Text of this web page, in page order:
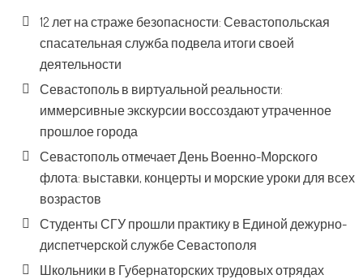
12 лет на страже безопасности: Севастопольская
спасательная служба подвела итоги своей
деятельности
Севастополь в виртуальной реальности:
иммерсивные экскурсии воссоздают утраченное
прошлое города
Севастополь отмечает День Военно-Морского
флота: выставки, концерты и морские уроки для всех
возрастов
Студенты СГУ прошли практику в Единой дежурно-
диспетчерской службе Севастополя
Школьники в Губернаторских трудовых отрядах